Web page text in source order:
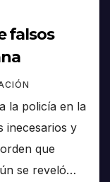
falsos
la policía en la
inecesarios y
que
se reveló…